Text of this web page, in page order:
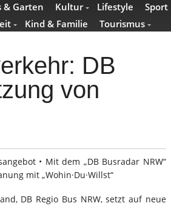
& Garten Kultur Lifestyle Sport
Kind & Familie Tourismus
DB
von
• Mit dem „DB Busradar NRW“
mit „Wohin·Du·Willst“
DB Regio Bus NRW, setzt auf neue